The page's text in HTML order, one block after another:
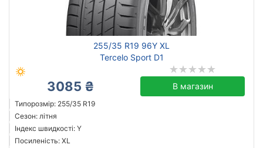
255/35 R19 96Y XL
Tercelo Sport D1
3085 ₴ В магазин
Типорозмір: 255/35 R19
Сезон: літня
Індекс швидкості: Y
Посиленість: XL